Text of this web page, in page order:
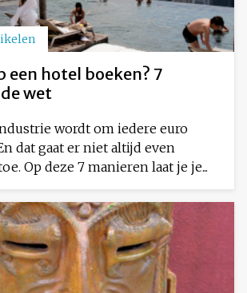
een hotel boeken? 7
wet
wordt om iedere euro
dat gaat er niet altijd even
Op deze 7 manieren laat je je...